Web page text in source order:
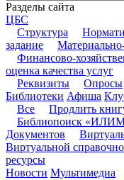
Разделы сайта
ЦБС
Структура
задание
Финансово-
оценка качества услуг
Реквизиты
Опросы
Библиотеки Афиша
Все
Продлить
Библиопоиск
Документов
Виртуальной
ресурсы
Новости Мультимедиа